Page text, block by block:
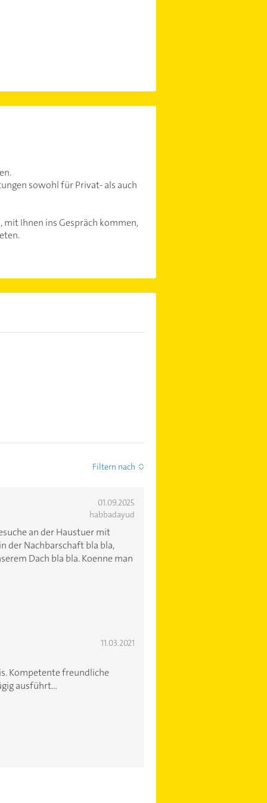
sowohl für Privat- als auch
Ihnen ins Gespräch kommen,
Filtern nach
01.09.2025
habbadayud
an der Haustuer mit
der Nachbarschaft bla bla,
Dach bla bla. Koenne man
11.03.2021
Kompetente freundliche
ausführt...